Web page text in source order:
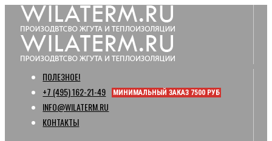
ПОЛЕЗНОЕ!
+7 (495) 162-21-49
МИНИМАЛЬНЫЙ ЗАКАЗ 7500 РУБ
INFO@WILATERM.RU
КОНТАКТЫ